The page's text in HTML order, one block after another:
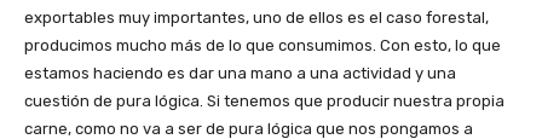
exportables muy importantes, uno de ellos es el caso forestal,
producimos mucho más de lo que consumimos. Con esto, lo que
estamos haciendo es dar una mano a una actividad y una
cuestión de pura lógica. Si tenemos que producir nuestra propia
carne, como no va a ser de pura lógica que nos pongamos a